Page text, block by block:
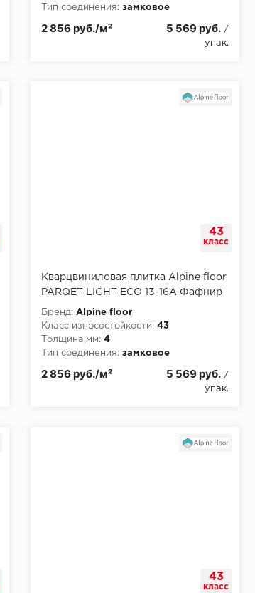
Тип соединения: замковое
2 856 руб./м² 5 569 руб. /
упак.
43
класс
Кварцвиниловая плитка Alpine floor
PARQET LIGHT ECO 13-16A Фафнир
Бренд: Alpine floor
Класс износостойкости: 43
Толщина,мм: 4
Тип соединения: замковое
2 856 руб./м² 5 569 руб. /
упак.
43
класс